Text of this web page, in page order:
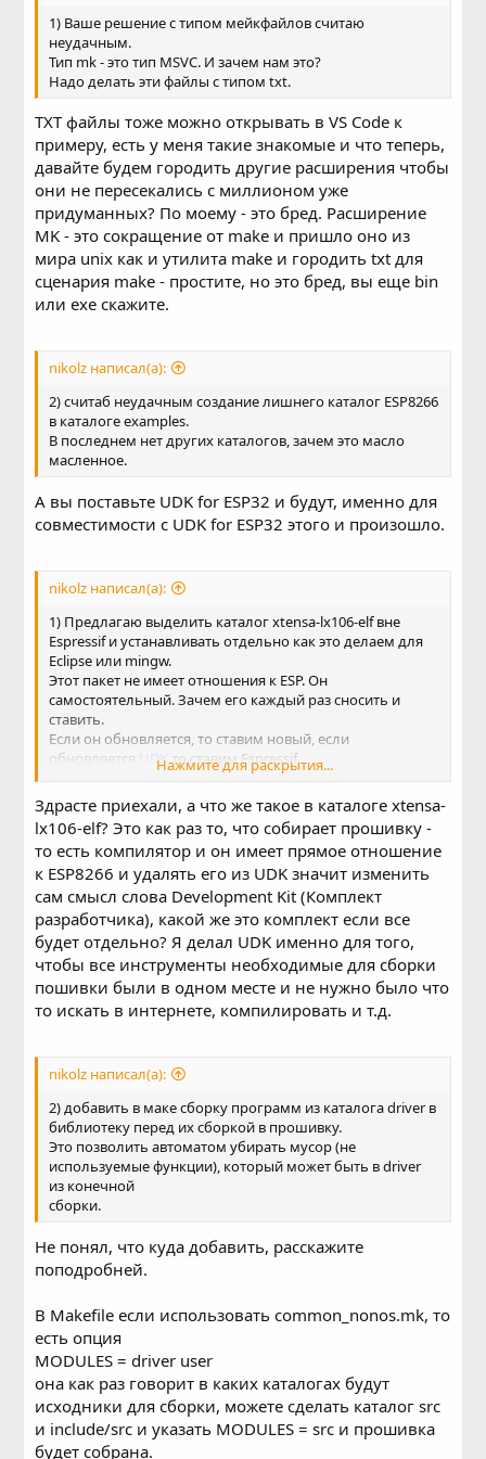
1) Ваше решение с типом мейкфайлов считаю
неудачным.
Тип mk - это тип MSVC. И зачем нам это?
Надо делать эти файлы с типом txt.
TXT файлы тоже можно открывать в VS Code к
примеру, есть у меня такие знакомые и что теперь,
давайте будем городить другие расширения чтобы
они не пересекались с миллионом уже
придуманных? По моему - это бред. Расширение
MK - это сокращение от make и пришло оно из
мира unix как и утилита make и городить txt для
сценария make - простите, но это бред, вы еще bin
или exe скажите.
nikolz написал(а):
2) считаб неудачным создание лишнего каталог ESP8266
в каталоге examples.
В последнем нет других каталогов, зачем это масло
масленное.
А вы поставьте UDK for ESP32 и будут, именно для
совместимости с UDK for ESP32 этого и произошло.
nikolz написал(а):
1) Предлагаю выделить каталог xtensa-lx106-elf вне
Espressif и устанавливать отдельно как это делаем для
Eclipse или mingw.
Этот пакет не имеет отношения к ESP. Он
самостоятельный. Зачем его каждый раз сносить и
ставить.
Если он обновляется, то ставим новый, если
обновляется UDKто ставим Espressif.
Учитывая, что xtensa-lx106-elf составляет 80% объема
Нажмите для раскрытия...
Здрасте приехали, а что же такое в каталоге xtensa-
lx106-elf? Это как раз то, что собирает прошивку -
то есть компилятор и он имеет прямое отношение
к ESP8266 и удалять его из UDK значит изменить
сам смысл cлова Development Kit (Комплект
разработчика), какой же это комплект если все
будет отдельно? Я делал UDK именно для того,
чтобы все инструменты необходимые для сборки
пошивки были в одном месте и не нужно было что
то искать в интернете, компилировать и т.д.
nikolz написал(а):
2) добавить в маке сборку программ из каталога driver в
библиотеку перед их сборкой в прошивку.
Это позволить автоматом убирать мусор (не
используемые функции), который может быть в driver
из конечной
сборки.
Не понял, что куда добавить, расскажите
поподробней.
В Makefile если использовать common_nonos.mk, то
есть опция
MODULES = driver user
она как раз говорит в каких каталогах будут
исходники для сборки, можете сделать каталог src
и include/src и указать MODULES = src и прошивка
будет собрана.